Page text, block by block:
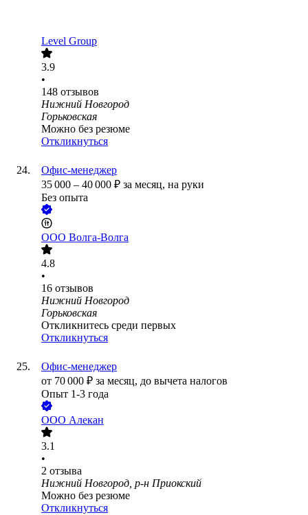
Level Group
3.9
•
148 отзывов
Нижний Новгород
Горьковская
Можно без резюме
Откликнуться
Офис-менеджер
35 000 – 40 000 ₽ за месяц, на руки
Без опыта
ООО Волга-Волга
4.8
•
16 отзывов
Нижний Новгород
Горьковская
Откликнитесь среди первых
Откликнуться
Офис-менеджер
от 70 000 ₽ за месяц, до вычета налогов
Опыт 1-3 года
ООО Алекан
3.1
•
2 отзыва
Нижний Новгород, р-н Приокский
Можно без резюме
Откликнуться